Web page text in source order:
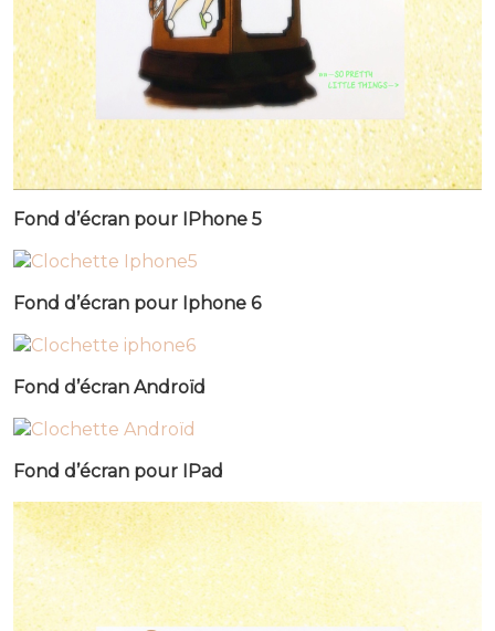
Fond d’écran pour IPhone 5
Fond d’écran pour Iphone 6
Fond d’écran Androïd
Fond d’écran pour IPad